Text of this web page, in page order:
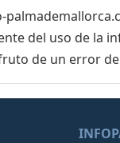
del uso de la
de un error